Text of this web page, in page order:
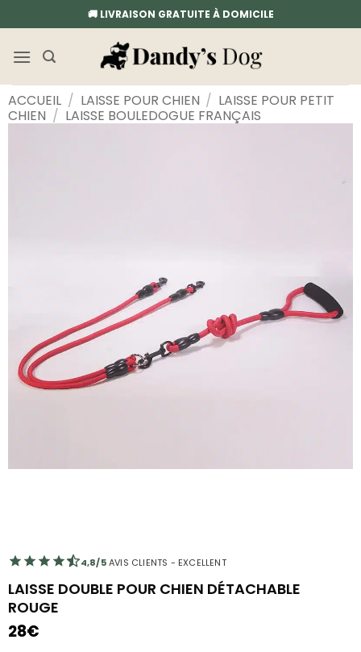
au
contenu
🚚 LIVRAISON GRATUITE À DOMICILE
ACCUEIL / LAISSE POUR CHIEN / LAISSE POUR PETIT
CHIEN / LAISSE BOULEDOGUE FRANÇAIS
4,8/5AVIS CLIENTS - EXCELLENT
LAISSE DOUBLE POUR CHIEN DÉTACHABLE
ROUGE
28€